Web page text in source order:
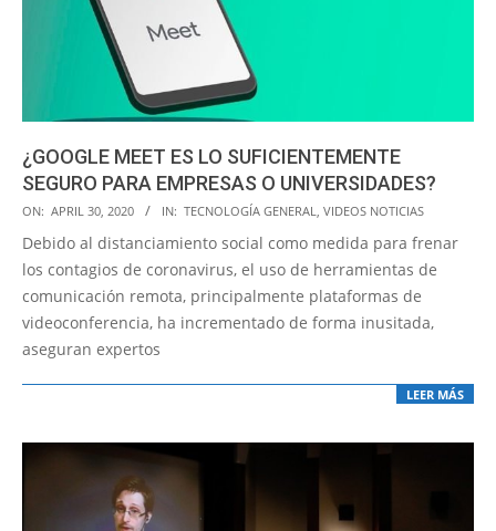
¿GOOGLE MEET ES LO SUFICIENTEMENTE
SEGURO PARA EMPRESAS O UNIVERSIDADES?
2020-
04-
30
ON: APRIL 30, 2020 IN: TECNOLOGÍA GENERAL VIDEOS NOTICIAS
Debido al distanciamiento social como medida para frenar
los contagios de coronavirus, el uso de herramientas de
comunicación remota, principalmente plataformas de
videoconferencia, ha incrementado de forma inusitada,
aseguran expertos
LEER MÁS